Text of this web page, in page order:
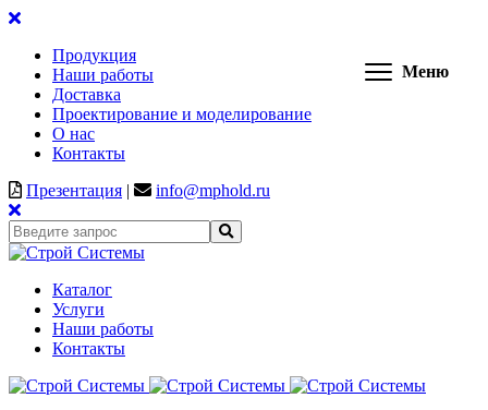
Продукция
Наши работы
Доставка
Проектирование и моделирование
О нас
Контакты
Презентация | info@mphold.ru
Каталог
Услуги
Наши работы
Контакты
Меню